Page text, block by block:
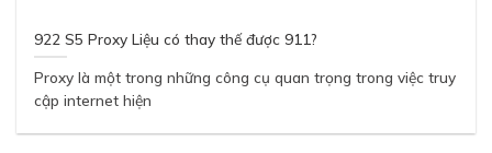
922 S5 Proxy Liệu có thay thế được 911?
Proxy là một trong những công cụ quan trọng trong việc truy
cập internet hiện